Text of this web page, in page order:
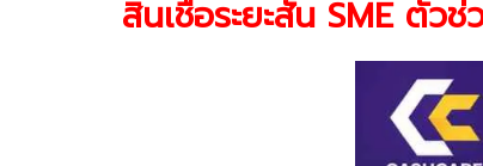
สินเชื่อระยะสั้น SME ตัว